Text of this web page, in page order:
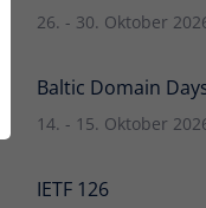
26. - 30. Oktober
Baltic Domain
14. - 15. Oktober
IETF 126